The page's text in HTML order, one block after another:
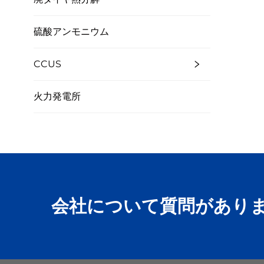
硫酸アンモニウム
CCUS
火力発電所
会社について質問があり